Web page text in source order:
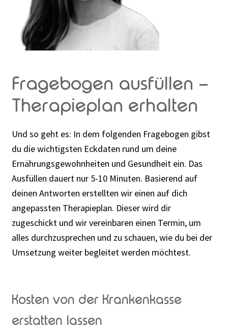
Fragebogen ausfüllen –
Therapieplan erhalten
Und so geht es: In dem folgenden Fragebogen gibst
du die wichtigsten Eckdaten rund um deine
Ernährungsgewohnheiten und Gesundheit ein. Das
Ausfüllen dauert nur 5-10 Minuten. Basierend auf
deinen Antworten erstellten wir einen auf dich
angepassten Therapieplan. Dieser wird dir
zugeschickt und wir vereinbaren einen Termin, um
alles durchzusprechen und zu schauen, wie du bei der
Umsetzung weiter begleitet werden möchtest.
Kosten von der Krankenkasse
erstatten lassen